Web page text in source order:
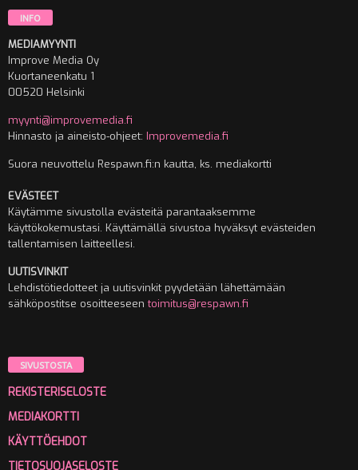
INFO
MEDIAMYYNTI
Improve Media Oy
Kuortaneenkatu 1
00520 Helsinki
myynti@improvemedia.fi
Hinnasto ja aineisto-ohjeet: Improvemedia.fi
Suora neuvottelu Respawn.fi:n kautta, ks. mediakortti
EVÄSTEET
Käytämme sivustolla evästeitä parantaaksemme
käyttökokemustasi. Käyttämällä sivustoa hyväksyt evästeiden
tallentamisen laitteellesi.
UUTISVINKIT
Lehdistötiedotteet ja uutisvinkit pyydetään lähettämään
sähköpostitse osoitteeseentoimitus@respawn.fi
SIVUSTOSTA
REKISTERISELOSTE
MEDIAKORTTI
KÄYTTÖEHDOT
TIETOSUOJASELOSTE